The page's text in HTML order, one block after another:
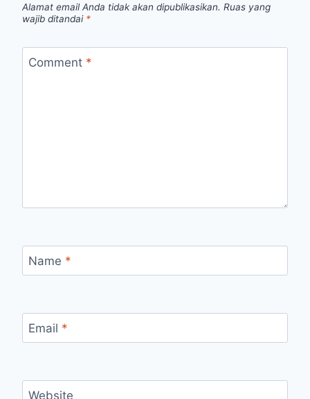
Alamat email Anda tidak akan dipublikasikan. Ruas yang
wajib ditandai *
Comment *
Name *
Email *
Website